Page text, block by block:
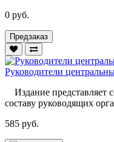
0 руб.
Предзаказ
Руководители
Издание представляет
составу руководящих
585 руб.